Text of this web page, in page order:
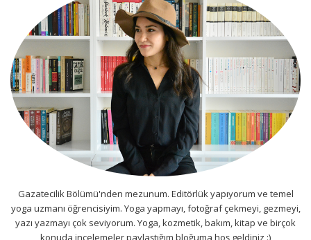
Gazatecilik Bölümü'nden mezunum. Editörlük yapıyorum ve temel
yoga uzmanı öğrencisiyim. Yoga yapmayı, fotoğraf çekmeyi, gezmeyi,
yazı yazmayı çok seviyorum. Yoga, kozmetik, bakım, kitap ve birçok
konuda incelemeler paylaştığım bloğuma hoş geldiniz :)